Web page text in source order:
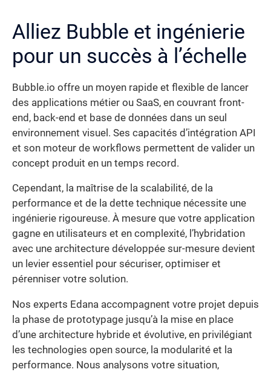
Alliez Bubble et ingénierie
pour un succès à l’échelle
Bubble.io offre un moyen rapide et flexible de lancer
des applications métier ou SaaS, en couvrant front-
end, back-end et base de données dans un seul
environnement visuel. Ses capacités d’intégration API
et son moteur de workflows permettent de valider un
concept produit en un temps record.
Cependant, la maîtrise de la scalabilité, de la
performance et de la dette technique nécessite une
ingénierie rigoureuse. À mesure que votre application
gagne en utilisateurs et en complexité, l’hybridation
avec une architecture développée sur-mesure devient
un levier essentiel pour sécuriser, optimiser et
pérenniser votre solution.
Nos experts Edana accompagnent votre projet depuis
la phase de prototypage jusqu’à la mise en place
d’une architecture hybride et évolutive, en privilégiant
les technologies open source, la modularité et la
performance. Nous analysons votre situation,